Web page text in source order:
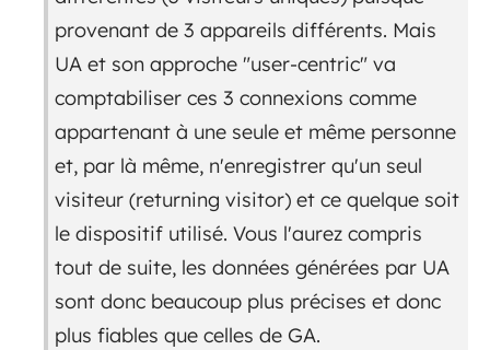
provenant de 3 appareils différents. Mais
UA et son approche "user-centric" va
comptabiliser ces 3 connexions comme
appartenant à une seule et même personne
et, par là même, n'enregistrer qu'un seul
visiteur (returning visitor) et ce quelque soit
le dispositif utilisé. Vous l'aurez compris
tout de suite, les données générées par UA
sont donc beaucoup plus précises et donc
plus fiables que celles de GA.